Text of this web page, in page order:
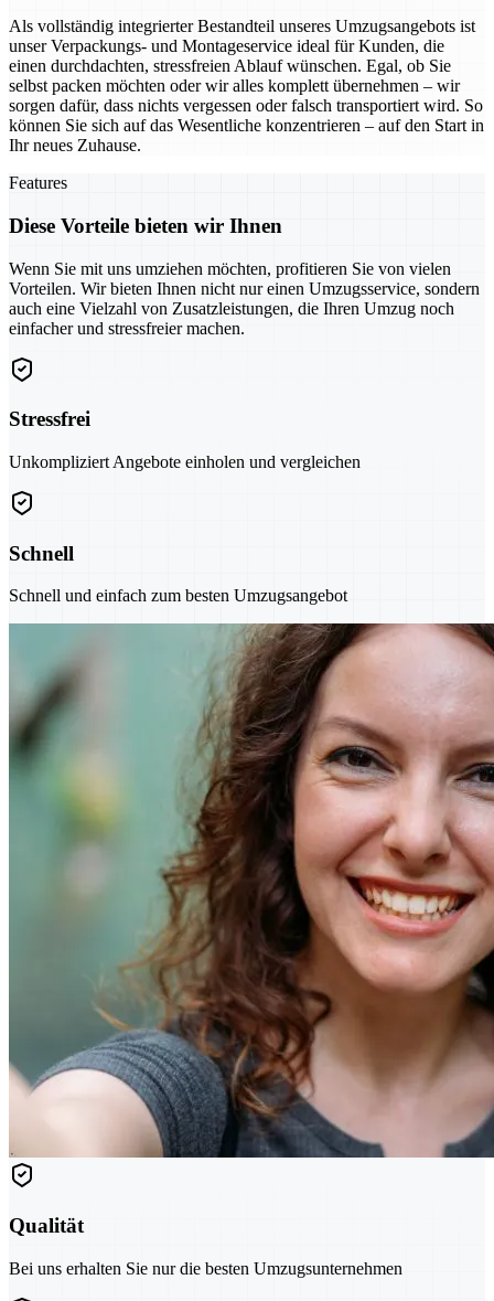
Als vollständig integrierter Bestandteil unseres Umzugsangebots ist
unser Verpackungs- und Montageservice ideal für Kunden, die
einen durchdachten, stressfreien Ablauf wünschen. Egal, ob Sie
selbst packen möchten oder wir alles komplett übernehmen – wir
sorgen dafür, dass nichts vergessen oder falsch transportiert wird. So
können Sie sich auf das Wesentliche konzentrieren – auf den Start in
Ihr neues Zuhause.
Features
Diese Vorteile bieten wir Ihnen
Wenn Sie mit uns umziehen möchten, profitieren Sie von vielen
Vorteilen. Wir bieten Ihnen nicht nur einen Umzugsservice, sondern
auch eine Vielzahl von Zusatzleistungen, die Ihren Umzug noch
einfacher und stressfreier machen.
Stressfrei
Unkompliziert Angebote einholen und vergleichen
Schnell
Schnell und einfach zum besten Umzugsangebot
Qualität
Bei uns erhalten Sie nur die besten Umzugsunternehmen